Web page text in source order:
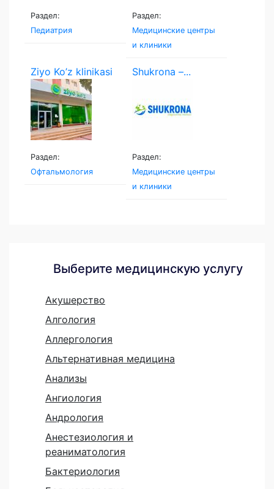
Раздел:
Педиатрия
Раздел:
Медицинские центры
и клиники
Ziyo Ko’z klinikasi
Раздел:
Офтальмология
Shukrona –...
Раздел:
Медицинские центры
и клиники
Выберите медицинскую услугу
Акушерство
Алгология
Аллергология
Альтернативная медицина
Анализы
Ангиология
Андрология
Анестезиология и
реаниматология
Бактериология